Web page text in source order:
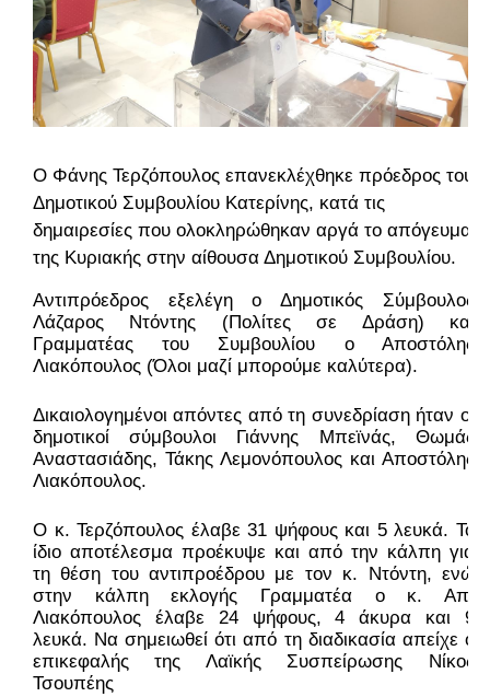
Ο Φάνης Τερζόπουλος επανεκλέχθηκε πρόεδρος του
Δημοτικού Συμβουλίου Κατερίνης, κατά τις
δημαιρεσίες που ολοκληρώθηκαν αργά το απόγευμα
της Κυριακής στην αίθουσα Δημοτικού Συμβουλίου.
Αντιπρόεδρος εξελέγη ο Δημοτικός Σύμβουλος
Λάζαρος Ντόντης (Πολίτες σε Δράση) και
Γραμματέας του Συμβουλίου ο Αποστόλης
Λιακόπουλος (Όλοι μαζί μπορούμε καλύτερα).
Δικαιολογημένοι απόντες από τη συνεδρίαση ήταν οι
δημοτικοί σύμβουλοι Γιάννης Μπεϊνάς, Θωμάς
Αναστασιάδης, Τάκης Λεμονόπουλος και Αποστόλης
Λιακόπουλος.
Ο κ. Τερζόπουλος έλαβε 31 ψήφους και 5 λευκά. Το
ίδιο αποτέλεσμα προέκυψε και από την κάλπη για
τη θέση του αντιπροέδρου με τον κ. Ντόντη, ενώ
στην κάλπη εκλογής Γραμματέα ο κ. Απ.
Λιακόπουλος έλαβε 24 ψήφους, 4 άκυρα και 9
λευκά. Να σημειωθεί ότι από τη διαδικασία απείχε ο
επικεφαλής της Λαϊκής Συσπείρωσης Νίκος
Τσουπέης